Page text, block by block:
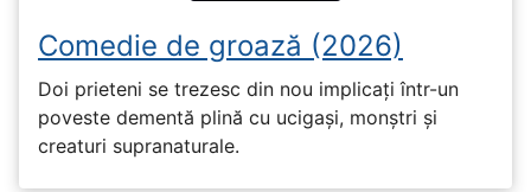
Comedie de groază (2026)
Doi prieteni se trezesc din nou implicați într-un
poveste dementă plină cu ucigași, monștri și
creaturi supranaturale.